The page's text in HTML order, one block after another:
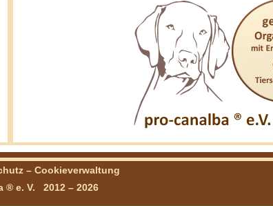
– Cookieverwaltung
® e. V. 2012 – 2026